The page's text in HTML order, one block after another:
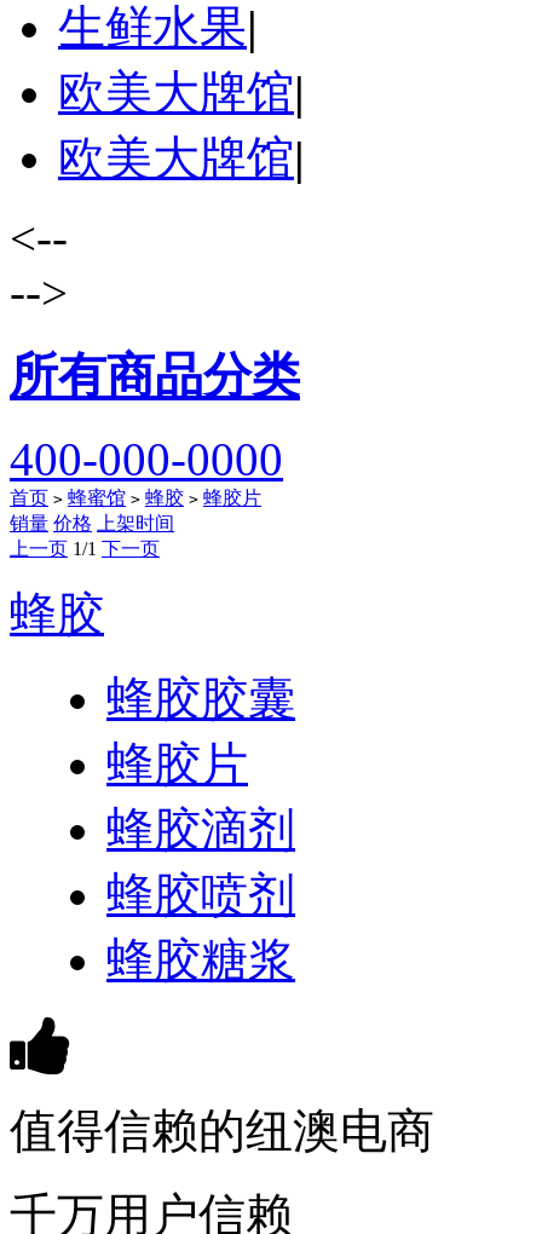
生鲜水果|
欧美大牌馆|
欧美大牌馆|
<--
-->
所有商品分类
400-000-0000
首页 > 蜂蜜馆 > 蜂胶 > 蜂胶片
销量 价格
上架时间
上一页 1/1 下一页
蜂胶
蜂胶胶囊
蜂胶片
蜂胶滴剂
蜂胶喷剂
蜂胶糖浆
值得信赖的纽澳电商
千万用户信赖